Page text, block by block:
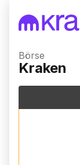
Börse
Kraken